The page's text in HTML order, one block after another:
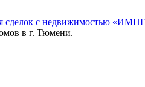
сделок с недвижимостью
в г. Тюмени.